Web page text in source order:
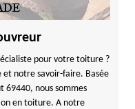
pour votre toiture ?
et notre savoir-faire. Basée
69440, nous sommes
en toiture. A notre